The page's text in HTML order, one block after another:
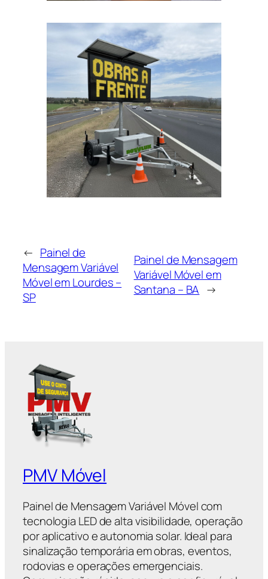
← Painel de
Mensagem Variável
Móvel em Lourdes –
SP
Painel de Mensagem
Variável Móvel em
Santana – BA →
PMV Móvel
Painel de Mensagem Variável Móvel com
tecnologia LED de alta visibilidade, operação
por aplicativo e autonomia solar. Ideal para
sinalização temporária em obras, eventos,
rodovias e operações emergenciais.